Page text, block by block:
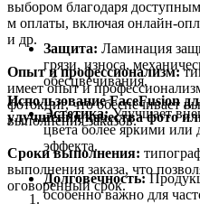
выбором благодаря
м оплаты, включая онлайн-
и др.
Опыт и профессионализм:
имеет опыт и
фотокниг, что обеспечивает
выполнения заказов.
Сроки выполнения:
выполнения заказа, что
оговоренный срок.
Защита: Ламинация
грязи, износа,
обесцвечивания.
Эстетика:Улучшает
цвета более яркими или
эффекта.
Долговечность:
особенно важно для
Использование FaceFusion
улучшения качества фото